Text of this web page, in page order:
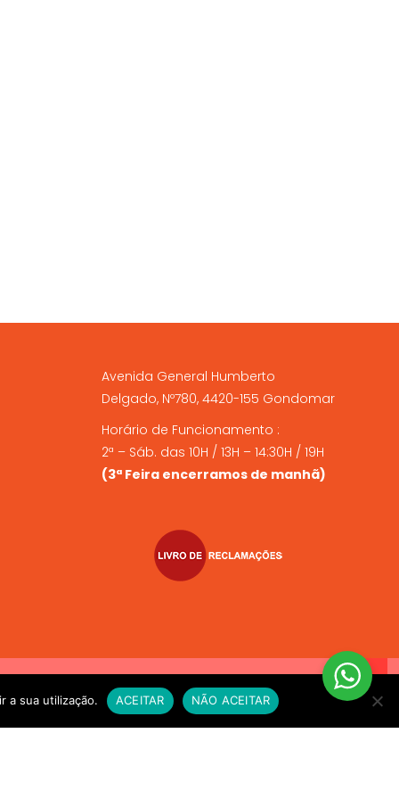
Avenida General Humberto
Delgado, Nº780, 4420-155 Gondomar
Horário de Funcionamento :
2ª – Sáb. das 10H / 13H – 14:30H / 19H
(3ª Feira encerramos de manhã)
EXPRESSO sempre que compre alimento vivo a fim de
necessário. OBRIGADO
a sua utilização. ACEITAR NÃO ACEITAR